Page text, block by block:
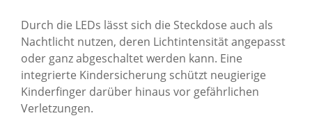
Durch die LEDs lässt sich die Steckdose auch als
Nachtlicht nutzen, deren Lichtintensität angepasst
oder ganz abgeschaltet werden kann. Eine
integrierte Kindersicherung schützt neugierige
Kinderfinger darüber hinaus vor gefährlichen
Verletzungen.